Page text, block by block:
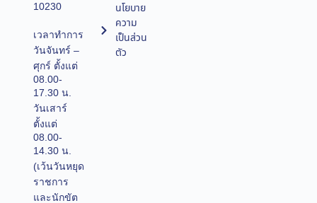
10230
เวลาทำการ
วันจันทร์ –
ศุกร์ ตั้งแต่
08.00-
17.30 น.
วันเสาร์
ตั้งแต่
08.00-
14.30 น.
(เว้นวันหยุด
ราชการ
และนักขัต
นโยบาย
ความ
เป็นส่วน
ตัว